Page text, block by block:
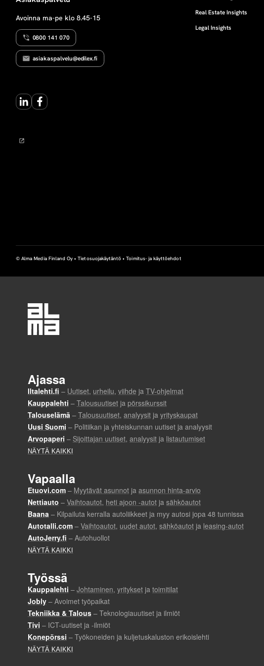
t
i
o
Avoinna ma-pe klo 8.45-15
0800 141 070
asiakaspalvelu@edilex.fi
Real Estate Insights
Legal Insights
LinkedInFacebook
© Alma Media Finland Oy •Tietosuojakäytäntö •Toimitus- ja käyttöehdot